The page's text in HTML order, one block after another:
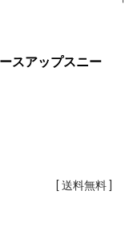
スアップスニー
送料無料